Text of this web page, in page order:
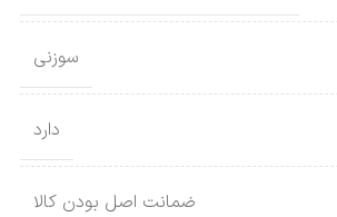
سوزنی
دارد
ضمانت اصل بودن کالا